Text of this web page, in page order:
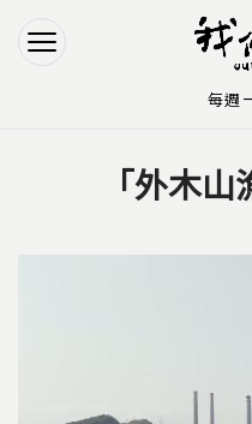
Jump
Jump
「外木
每週